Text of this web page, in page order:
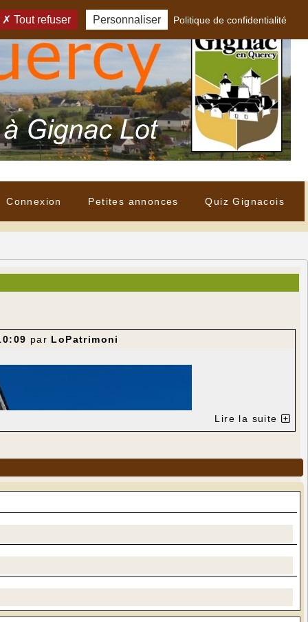
Connexion Petites annonces Quiz Gignacois
par LoPatrimoni
Lire la suite
Tout refuser Personnaliser Politique de confidentialité